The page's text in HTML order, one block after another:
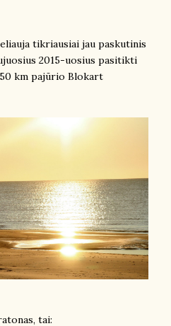
tikriausiai jau paskutinis
2015-uosius pasitikti
km pajūrio Blokart
tai: